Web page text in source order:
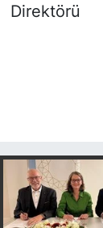
Direktörü